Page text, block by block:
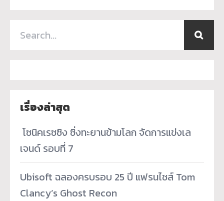
เรื่องล่าสุด
­ โซนิคเรซซิง ซิ่งทะยานข้ามโลก จัดการแข่งเล
เจนด์ รอบที่ 7
Ubisoft ฉลองครบรอบ 25 ปี แฟรนไชส์ Tom
Clancy’s Ghost Recon